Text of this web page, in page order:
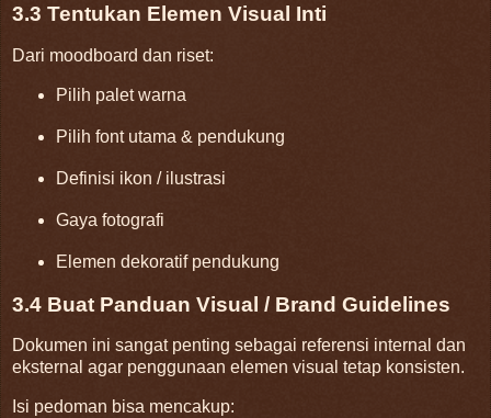
3.3 Tentukan Elemen Visual Inti
Dari moodboard dan riset:
Pilih palet warna
Pilih font utama & pendukung
Definisi ikon / ilustrasi
Gaya fotografi
Elemen dekoratif pendukung
3.4 Buat Panduan Visual / Brand Guidelines
Dokumen ini sangat penting sebagai referensi internal dan
eksternal agar penggunaan elemen visual tetap konsisten.
Isi pedoman bisa mencakup: